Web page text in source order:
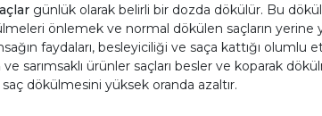
günlük olarak belirli bir dozda dökülür. Bu
önlemek ve normal dökülen saçların yerine
faydaları, besleyiciliği ve saça kattığı olumlu
ve sarımsaklı ürünler saçları besler ve koparak
dökülmesini yüksek oranda azaltır.